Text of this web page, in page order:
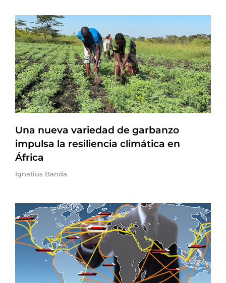
Una nueva variedad de garbanzo
impulsa la resiliencia climática en
África
Ignatius Banda